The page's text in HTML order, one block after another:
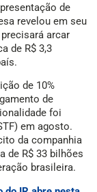
de
revelou em seu
arcar
de R$ 3,3
de 10%
de
foi
em agosto.
da companhia
de R$ 33 bilhões
brasileira.